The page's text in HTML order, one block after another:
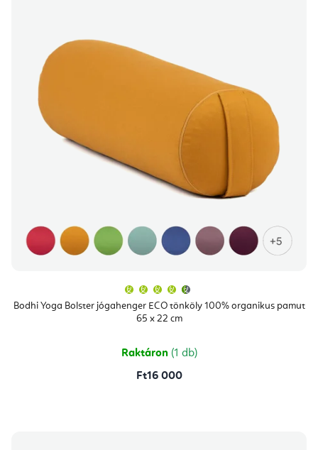
Bodhi Yoga Bolster jógahenger ECO tönköly 100% organikus pamut
65 x 22 cm
átlagos
értékelése
csillag.
Raktáron (1 db)
Ft16 000